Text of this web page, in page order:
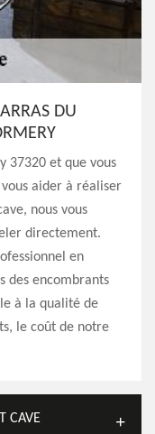
DU
37320 et que vous
aider à réaliser
nous vous
directement.
en
des encombrants
à la qualité de
le coût de notre
CAVE